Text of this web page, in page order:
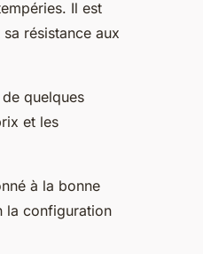
Il est
résistance aux
quelques
et les
à la bonne
la configuration